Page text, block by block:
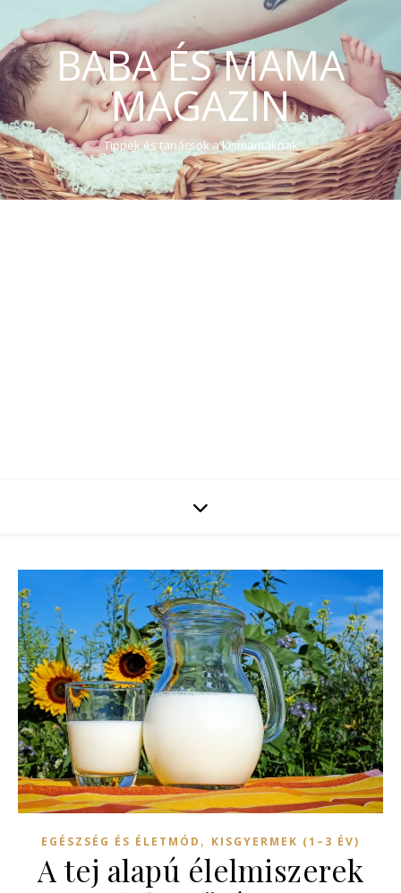
BABA ÉS MAMA
MAGAZIN
Tippek és tanácsok a kismamáknak
EGÉSZSÉG ÉS ÉLETMÓD , KISGYERMEK (1–3 ÉV)
A tej alapú élelmiszerek